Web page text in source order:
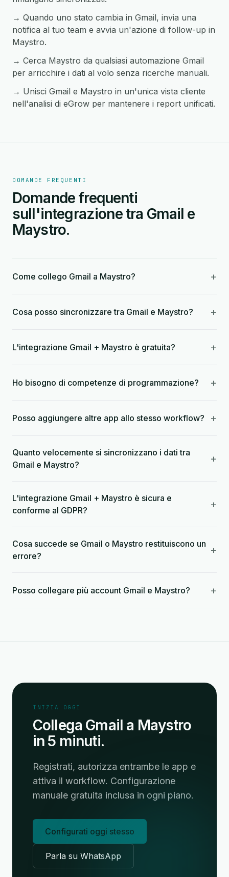
→ Quando uno stato cambia in Gmail, invia una
notifica al tuo team e avvia un'azione di follow-up in
Maystro.
→ Cerca Maystro da qualsiasi automazione Gmail
per arricchire i dati al volo senza ricerche manuali.
→ Unisci Gmail e Maystro in un'unica vista cliente
nell'analisi di eGrow per mantenere i report unificati.
DOMANDE FREQUENTI
Domande frequenti
sull'integrazione tra Gmail e
Maystro.
Come collego Gmail a Maystro? +
Cosa posso sincronizzare tra Gmail e Maystro? +
L'integrazione Gmail + Maystro è gratuita? +
Ho bisogno di competenze di programmazione? +
Posso aggiungere altre app allo stesso workflow? +
Quanto velocemente si sincronizzano i dati tra
Gmail e Maystro?
+
L'integrazione Gmail + Maystro è sicura e
conforme al GDPR?
+
Cosa succede se Gmail o Maystro restituiscono un
errore?
+
Posso collegare più account Gmail e Maystro? +
INIZIA OGGI
Collega Gmail a Maystro
in 5 minuti.
Registrati, autorizza entrambe le app e
attiva il workflow. Configurazione
manuale gratuita inclusa in ogni piano.
Configurati oggi stesso
Parla su WhatsApp